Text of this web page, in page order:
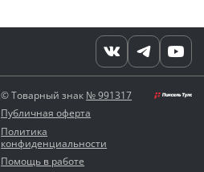
© Товарный знак № 991317
Публичная оферта
Политика
конфиденциальности
Помощь в работе